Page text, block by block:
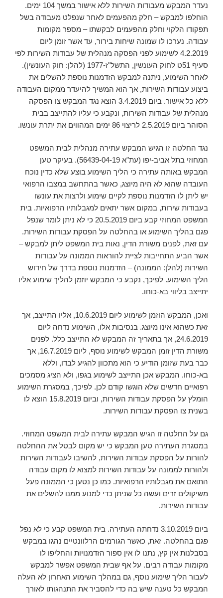
נעדר המבקש מעבודות השירות ללא אישור במשך 104 ימים.
הוחלפו למבקש – חלק מהפעמים לאחר שנפלט מעבודה בשל
תפקודו הלקוי וחלק מהפעמים לבקשתו – מספר מקומות
עבודה. נערכו לו שמונה שיחות בירור, עד אשר זומן ליום
4.2.2019 לשימוע לפני הפסקה מנהלית של עבודות השירות לפי
סעיף 51ט לחוק העונשין, התשל"ז-1977 (להלן: חוק העונשין).
לאחר השימוע, ניתנה למבקש הזדמנות נוספת להשלים את
ביצוע עבודות השירות, אך הוא המשיך להיעדר ממקום העבודה
ללא כל אישור. ביום 3.4.2019 הוצא נגד המבקש צו הפסקה
מנהלית של עבודות השירות, ונקבע כי עליו להתייצב בבית
הסוהר ביום 2.5.2019 לריצוי 86 ימים המהווים את יתרת עונשו.
נגד החלטה זו הגיש המבקש עתירה מנהלית לבית המשפט
המחוזי בתל אביב-יפו (עת"א 56439-04-19). בעיקר טען
המבקש באותה עתירה כי הליך השימוע בוצע שלא כדין נוכח
העובדה שהוא לא היה מיוצג, כאשר בהתחשב במצבו הרפואי
יש ליתן לו הזדמנות נוספת לקיים שימוע ולרצות את עונשו
בעבודות שירות, במקום אשר יתאים למגבלותיו הרפואיות. בית
המשפט המחוזי קבע ביום 20.5.2019 כי לא ניתן לומר שנפל
פגם בהליך השימוע או בהחלטה על הפסקת עבודות השירות.
עם זאת, לפנים משורת הדין, נאות בית המשפט ליתן למבקש –
אשר הביע התחייבות לציית להוראות הממונה על עבודות
השירות (להלן: הממונה) – הזדמנות נוספת בדרך של חידוש
הליך השימוע. לפיכך, נקבע כי המבקש יוזמן להליך שימוע אליו
יתייצב בליווי בא-כוחו.
ואכן, המבקש הוזמן לשימוע ליום 10.6.2019, אליו התייצב, אך
זאת כשהוא אינו מיוצג. בנסיבות אלו, השימוע נדחה ליום
24.6.2019, אך בתאריך זה המבקש לא התייצב כלל. לפנים
משורת הדין זומן המבקש לשימוע נוסף, ליום 16.7.2019, אך
כבר בעת שזומן הודיע כי הוא מתכוון להגיע לבדו, וללא
בא-כוחו. המבקש אכן התייצב לשימוע בגפו, ולא הציג מסמכים
רפואיים חדשים שלא הוגשו קודם לכן. לפיכך, במסגרת השימוע
הומלץ על הפסקת עבודות השירות, וביום 15.8.2019 הוצא לו
בשנית צו הפסקת עבודות השירות.
גם על החלטה זו הגיש המבקש עתירה לבית המשפט המחוזי.
במסגרת העתירה טען המבקש כי יש מקום לבטל את ההחלטה
להורות על הפסקת עבודות השירות, להשיבו לעבודות השירות
ולהורות לממונה על עבודות השירות למצוא לו מקום עבודה
התואם את מגבלותיו הרפואיות. כמו כן נטען כי הממונה פעל
משיקולים זרים ועשה כל שניתן כדי למנוע ממנו להשלים את
עבודות השירות.
ביום 3.10.2019 נדחתה העתירה. בית המשפט קבע כי לא נפל
פגם בהחלטה. זאת, כאשר הגורמים הרלוונטיים נהגו במבקש
בסבלנות אין קץ, נתנו לו אין ספור הזדמנויות והחליפו לו
מקומות עבודה רבים. על אף שבית המשפט אפשר למבקש
לעבור הליך שימוע נוסף, גם במהלך השימוע האחרון לא העלה
המבקש כל טענה שיש בה כדי להסביר את התנהגותו לאורך